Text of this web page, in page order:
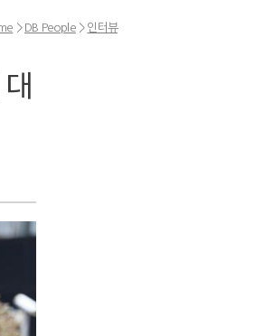
> DB People> 인터뷰